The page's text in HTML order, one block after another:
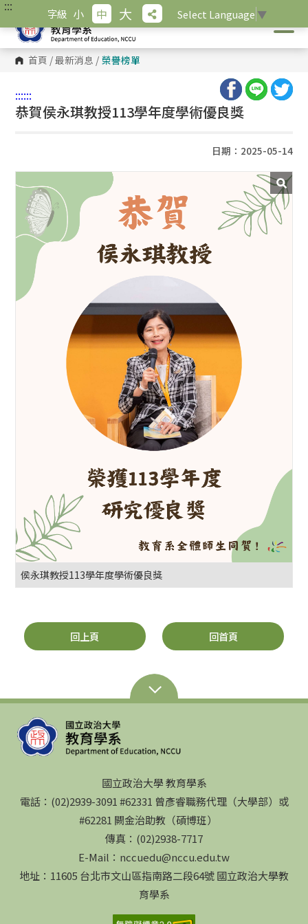
跳
主
內
容
::: 字級 小 中 大 Select Language ▼
首頁 /最新消息 / 榮譽榜單
::::::
恭賀侯永琪教授113學年度學術優良獎
日期：2025-05-14
侯永琪教授113學年度學術優良獎
回上頁 回首頁
國立政治大學 教育學系
電話：(02)2939-3091 #62331 曾彥睿職務代理（大學部）或
#62281 闕金治助教（碩博班）
傳真：(02)2938-7717
E-Mail：nccuedu@nccu.edu.tw
地址：11605 台北市文山區指南路二段64號 國立政治大學教
育學系